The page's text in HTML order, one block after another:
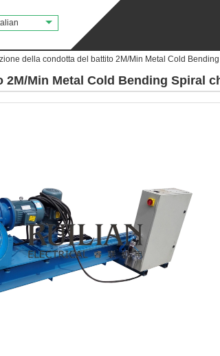
della condotta del battito 2M/Min Metal Cold
Min Metal Cold Bending Spiral